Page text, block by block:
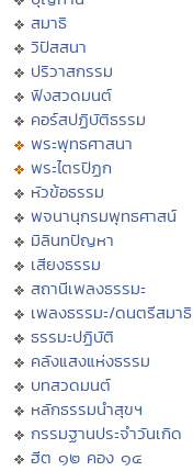
สมาธิ
วิปัสสนา
ปริวาสกรรม
ฟังสวดมนต์
คอร์สปฏิบัติธรรม
พระพุทธศาสนา
พระไตรปิฏก
หัวข้อธรรม
พจนานุกรมพุทธศาสน์
มิลินทปัญหา
เสียงธรรม
สถานีเพลงธรรมะ
เพลงธรรมะ/ดนตรีสมาธิ
ธรรมะปฏิบัติ
คลังแสงแห่งธรรม
บทสวดมนต์
หลักธรรมนำสุขฯ
กรรมฐานประจำวันเกิด
ฮีต ๑๒ คอง ๑๔